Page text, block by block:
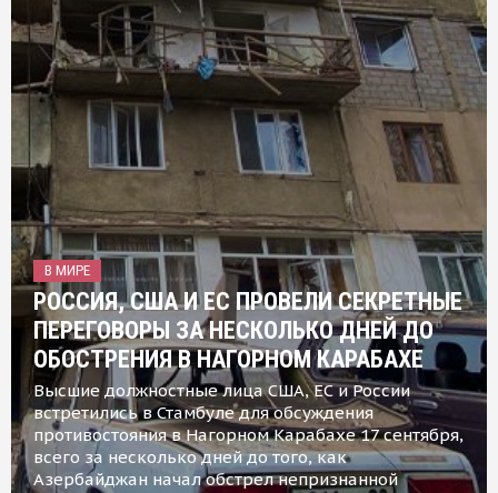
В МИРЕ
РОССИЯ, США И ЕС ПРОВЕЛИ СЕКРЕТНЫЕ
ПЕРЕГОВОРЫ ЗА НЕСКОЛЬКО ДНЕЙ ДО
ОБОСТРЕНИЯ В НАГОРНОМ КАРАБАХЕ
Высшие должностные лица США, ЕС и России
встретились в Стамбуле для обсуждения
противостояния в Нагорном Карабахе 17 сентября,
всего за несколько дней до того, как
Азербайджан начал обстрел непризнанной